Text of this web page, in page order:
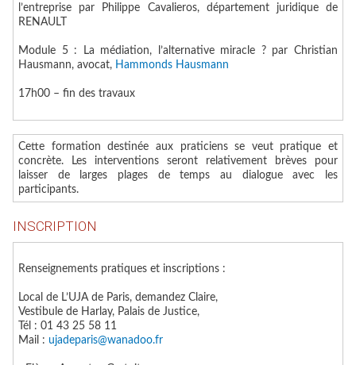
l’entreprise par Philippe Cavalieros, département juridique de
RENAULT
Module 5 : La médiation, l’alternative miracle ?par Christian
Hausmann, avocat, Hammonds Hausmann
17h00 – fin des travaux
Cette formation destinée aux praticiens se veut pratique et
concrète. Les interventions seront relativement brèves pour
laisser de larges plages de temps au dialogue avec les
participants.
INSCRIPTION
Renseignements pratiques et inscriptions :
Local de L’UJA de Paris, demandez Claire,
Vestibule de Harlay, Palais de Justice,
Tél : 01 43 25 58 11
Mail : ujadeparis@wanadoo.fr